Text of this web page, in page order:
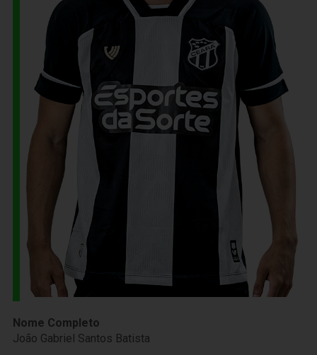
Nome Completo
João Gabriel Santos Batista